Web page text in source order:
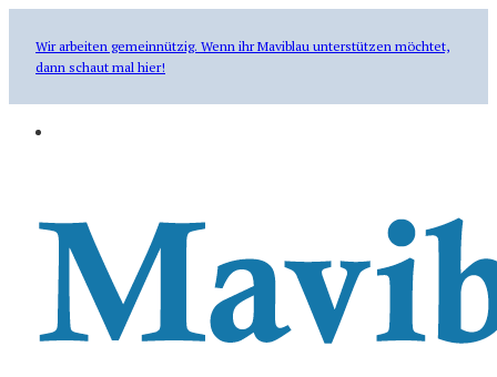
Wir arbeiten gemeinnützig. Wenn ihr Maviblau unterstützen möchtet,
dann schaut mal hier!